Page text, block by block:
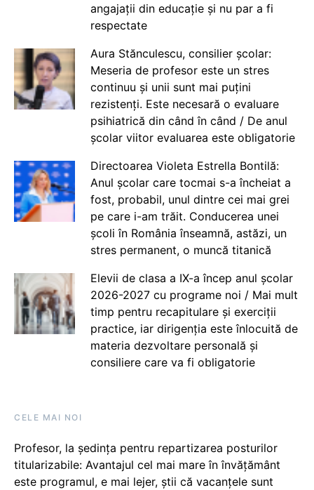
angajații din educație și nu par a fi
respectate
Aura Stănculescu, consilier școlar:
Meseria de profesor este un stres
continuu și unii sunt mai puțini
rezistenți. Este necesară o evaluare
psihiatrică din când în când / De anul
școlar viitor evaluarea este obligatorie
Directoarea Violeta Estrella Bontilă:
Anul școlar care tocmai s-a încheiat a
fost, probabil, unul dintre cei mai grei
pe care i-am trăit. Conducerea unei
școli în România înseamnă, astăzi, un
stres permanent, o muncă titanică
Elevii de clasa a IX-a încep anul școlar
2026-2027 cu programe noi / Mai mult
timp pentru recapitulare și exerciții
practice, iar dirigenția este înlocuită de
materia dezvoltare personală și
consiliere care va fi obligatorie
CELE MAI NOI
Profesor, la ședința pentru repartizarea posturilor
titularizabile: Avantajul cel mai mare în învățământ
este programul, e mai lejer, știi că vacanțele sunt